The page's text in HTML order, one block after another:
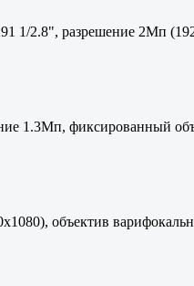
1/2.8", разрешение 2Мп
1.3Мп, фиксированный
объектив